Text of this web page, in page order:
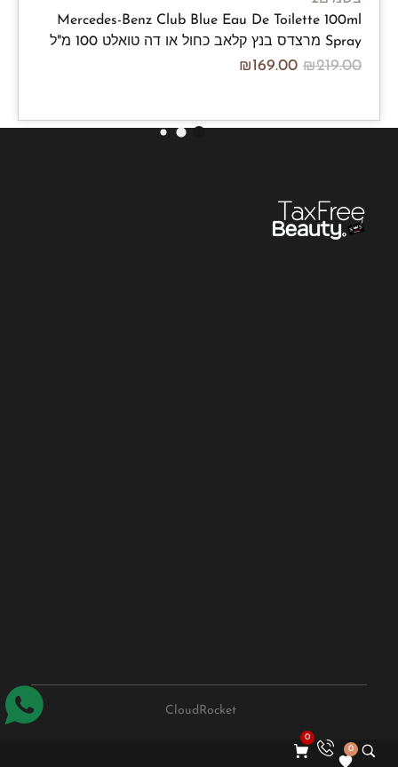
Mercedes-Benz Club Blue Eau De Toilette 100ml
Spray מרצדס בנץ קלאב כחול או דה טואלט 100 מ"ל
₪219.00
₪169.00
CloudRocket
0
0